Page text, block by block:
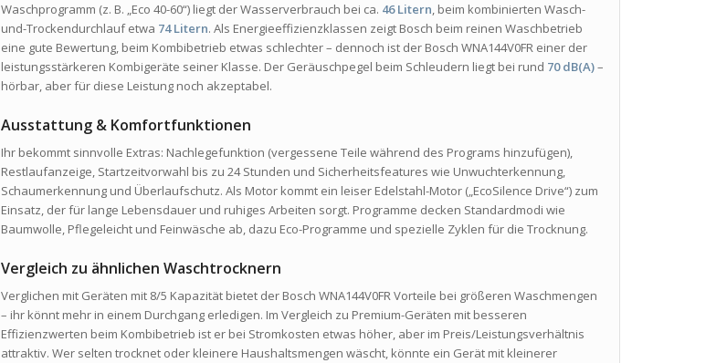
Waschprogramm (z. B. „Eco 40-60“) liegt der Wasserverbrauch bei ca. 46 Litern, beim kombinierten Wasch-
und-Trockendurchlauf etwa 74 Litern. Als Energieeffizienzklassen zeigt Bosch beim reinen Waschbetrieb
eine gute Bewertung, beim Kombibetrieb etwas schlechter – dennoch ist der Bosch WNA144V0FR einer der
leistungsstärkeren Kombigeräte seiner Klasse. Der Geräuschpegel beim Schleudern liegt bei rund 70 dB(A)–
hörbar, aber für diese Leistung noch akzeptabel.
Ausstattung & Komfortfunktionen
Ihr bekommt sinnvolle Extras: Nachlegefunktion (vergessene Teile während des Programs hinzufügen),
Restlaufanzeige, Startzeitvorwahl bis zu 24 Stunden und Sicherheitsfeatures wie Unwuchterkennung,
Schaumerkennung und Überlaufschutz. Als Motor kommt ein leiser Edelstahl-Motor („EcoSilence Drive“) zum
Einsatz, der für lange Lebensdauer und ruhiges Arbeiten sorgt. Programme decken Standardmodi wie
Baumwolle, Pflegeleicht und Feinwäsche ab, dazu Eco-Programme und spezielle Zyklen für die Trocknung.
Vergleich zu ähnlichen Waschtrocknern
Verglichen mit Geräten mit 8/5 Kapazität bietet der Bosch WNA144V0FR Vorteile bei größeren Waschmengen
– ihr könnt mehr in einem Durchgang erledigen. Im Vergleich zu Premium-Geräten mit besseren
Effizienzwerten beim Kombibetrieb ist er bei Stromkosten etwas höher, aber im Preis/Leistungsverhältnis
attraktiv. Wer selten trocknet oder kleinere Haushaltsmengen wäscht, könnte ein Gerät mit kleinerer